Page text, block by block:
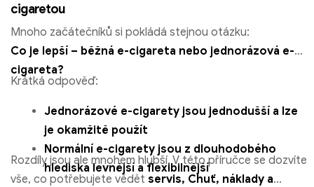
cigaretou
Mnoho začátečníků si pokládá stejnou otázku:
Co je lepší – běžná e-cigareta nebo jednorázová e-
cigareta?
Krátká odpověď:
Jednorázové e-cigarety jsou jednodušší a lze
je okamžitě použít
Normální e-cigarety jsou z dlouhodobého
hlediska levnější a flexibilnější
Rozdíly jsou ale mnohem hlubší. V této příručce se dozvíte
vše, co potřebujete vědět servis, Chuť, náklady a